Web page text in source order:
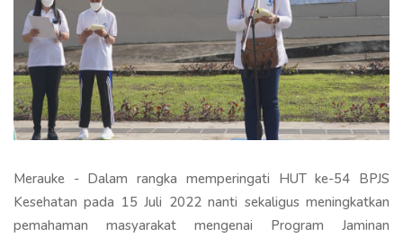
Merauke - Dalam rangka memperingati HUT ke-54 BPJS
Kesehatan pada 15 Juli 2022 nanti sekaligus meningkatkan
pemahaman masyarakat mengenai Program Jaminan